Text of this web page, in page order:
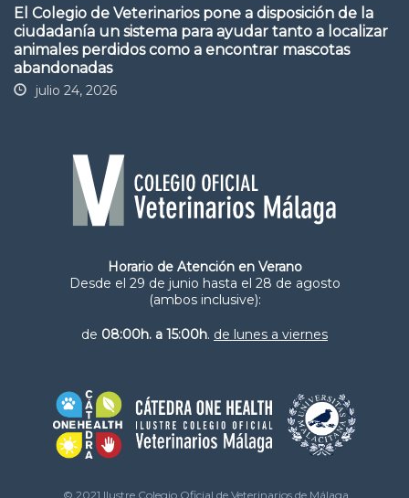
El Colegio de Veterinarios pone a disposición de la
ciudadanía un sistema para ayudar tanto a localizar
animales perdidos como a encontrar mascotas
abandonadas
julio 24, 2026
Horario de Atención en Verano
Desde el 29 de junio hasta el 28 de agosto
(ambos inclusive):
de 08:00h. a 15:00h. de lunes a viernes
© 2021 Ilustre Colegio Oficial de Veterinarios de Málaga